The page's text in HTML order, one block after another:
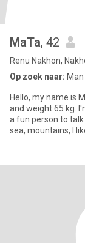
MaTa, 42
Renu Nakhon,
Op zoek naar:
Hello, my name is
and weight 65 kg. I'm single. I'm plump and have a bright smile. I'm
a fun person to talk to..... I like to plant trees, I like to
sea, mountains, I